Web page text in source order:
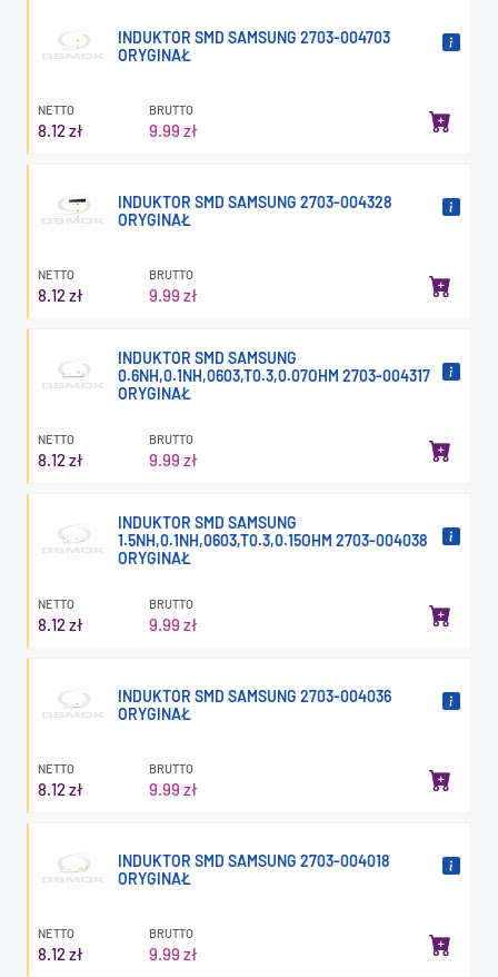
INDUKTOR SMD SAMSUNG 2703-004703
ORYGINAŁ
NETTO
8.12 zł
BRUTTO
9.99 zł
INDUKTOR SMD SAMSUNG 2703-004328
ORYGINAŁ
NETTO
8.12 zł
BRUTTO
9.99 zł
INDUKTOR SMD SAMSUNG
0.6NH,0.1NH,0603,T0.3,0.07OHM 2703-004317
ORYGINAŁ
NETTO
8.12 zł
BRUTTO
9.99 zł
INDUKTOR SMD SAMSUNG
1.5NH,0.1NH,0603,T0.3,0.15OHM 2703-004038
ORYGINAŁ
NETTO
8.12 zł
BRUTTO
9.99 zł
INDUKTOR SMD SAMSUNG 2703-004036
ORYGINAŁ
NETTO
8.12 zł
BRUTTO
9.99 zł
INDUKTOR SMD SAMSUNG 2703-004018
ORYGINAŁ
NETTO
8.12 zł
BRUTTO
9.99 zł